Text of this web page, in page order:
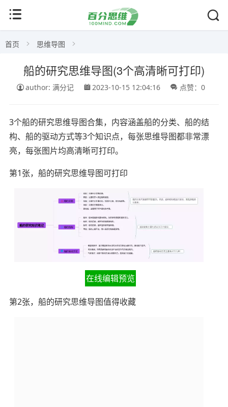
首页 思维导图
船的研究思维导图(3个高清晰可打印)
author: 满分记 2023-10-15 12:04:16 点赞：0
3个船的研究思维导图合集，内容涵盖船的分类、船的结
构、船的驱动方式等3个知识点，每张思维导图都非常漂
亮，每张图片均高清晰可打印。
第1张，船的研究思维导图可打印
在线编辑预览
第2张，船的研究思维导图值得收藏